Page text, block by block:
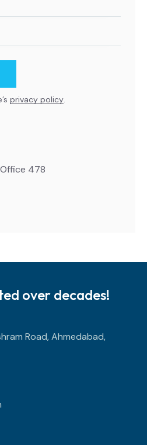
privacy policy.
478
over decades!
Road, Ahmedabad,